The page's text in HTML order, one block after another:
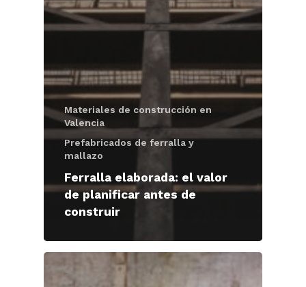
Materiales de construcción en
Valencia
Prefabricados de ferralla y
mallazo
Ferralla elaborada: el valor
de planificar antes de
construir